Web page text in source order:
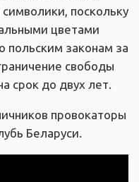
поскольку
цветами
польским законам за
свободы
срок до двух лет.
провокаторы
Беларуси.